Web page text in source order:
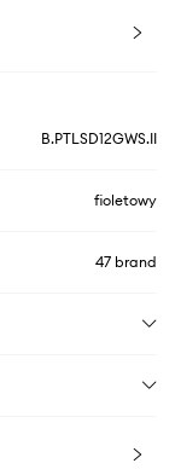
B.PTLSD12GWS.II
fioletowy
47 brand